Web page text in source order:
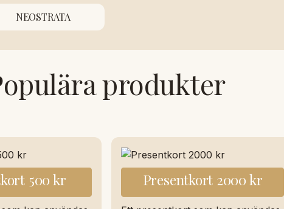
NEOSTRATA
produkter
500 kr Presentkort 2000 kr